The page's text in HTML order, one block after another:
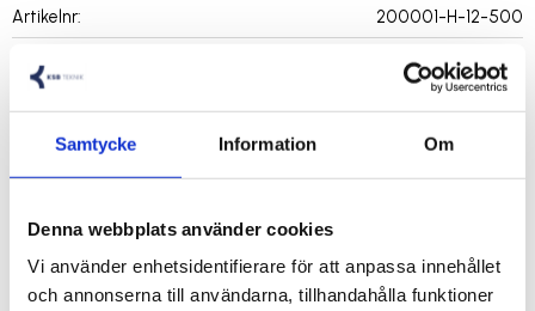
Samtycke Information Om
Denna webbplats använder cookies
Vi använder enhetsidentifierare för att anpassa innehållet
och annonserna till användarna, tillhandahålla funktioner
Artikelnr 200001-H-12-500
Teknisk beskrivning
senaste tekniken, COB LED med 480 dioder/meter (10W/m)
- Jämnt ljus utan avbrott